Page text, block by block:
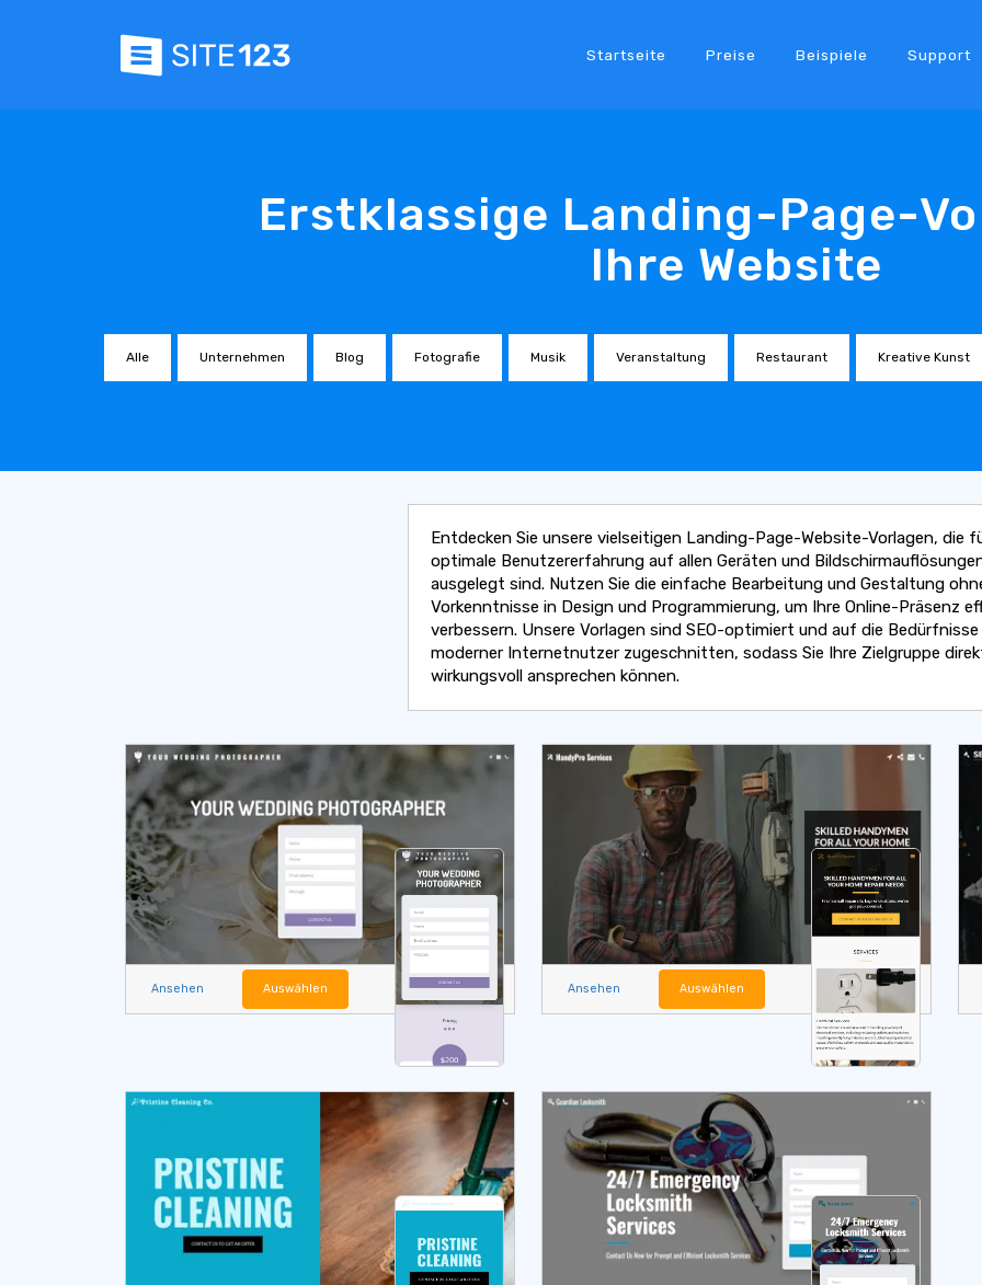
Startseite Preise Beispiele Support
Erstklassige Landing-Page-
Ihre Website
Alle Unternehmen Blog Fotografie Musik Veranstaltung Restaurant Kreative Kunst
Entdecken Sie unsere vielseitigen Landing-Page-Website-Vorlagen, die
optimale Benutzererfahrung auf allen Geräten und
ausgelegt sind. Nutzen Sie die einfache Bearbeitung und Gestaltung
Vorkenntnisse in Design und Programmierung, um Ihre Online-Präsenz
verbessern. Unsere Vorlagen sind SEO-optimiert und auf die Bedürfnisse
moderner Internetnutzer zugeschnitten, sodass Sie Ihre Zielgruppe
wirkungsvoll ansprechen können.
Ansehen Auswählen Ansehen Auswählen